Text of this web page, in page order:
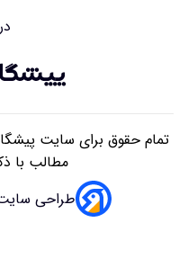
تمام حقوق برای سایت
مطالب با
طراحی